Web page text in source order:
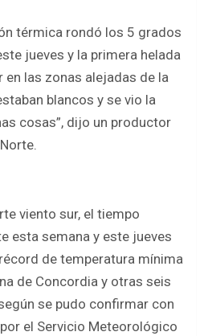
térmica rondó los 5 grados
jueves y la primera helada
en las zonas alejadas de la
blancos y se vio la
cosas”, dijo un productor
viento sur, el tiempo
esta semana y este jueves
de temperatura mínima
de Concordia y otras seis
se pudo confirmar con
el Servicio Meteorológico